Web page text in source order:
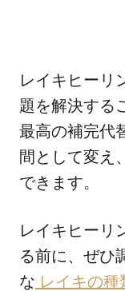
レイキヒーリ
題を解決する
最高の補完代
間として変え
できます。
レイキヒーリ
る前に、ぜひ
な レイキの種